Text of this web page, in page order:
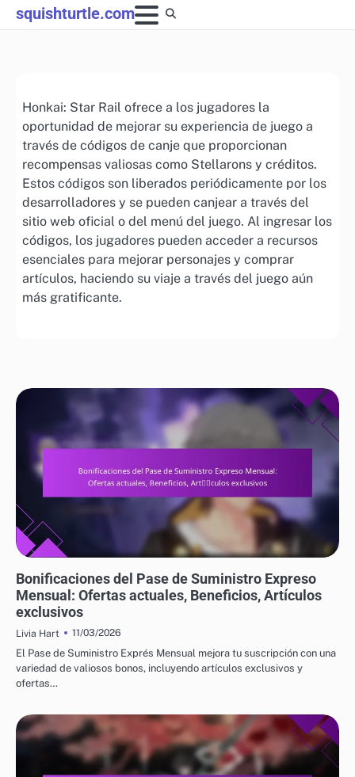
Skip
to
squishturtle.com
Honkai: Star Rail ofrece a los jugadores la
oportunidad de mejorar su experiencia de juego a
través de códigos de canje que proporcionan
recompensas valiosas como Stellarons y créditos.
Estos códigos son liberados periódicamente por los
desarrolladores y se pueden canjear a través del
sitio web oficial o del menú del juego. Al ingresar los
códigos, los jugadores pueden acceder a recursos
esenciales para mejorar personajes y comprar
artículos, haciendo su viaje a través del juego aún
más gratificante.
Bonificaciones del Pase de Suministro Expreso
Mensual: Ofertas actuales, Beneficios, Artículos
exclusivos
Livia Hart
11/03/2026
El Pase de Suministro Exprés Mensual mejora tu suscripción con una
variedad de valiosos bonos, incluyendo artículos exclusivos y
ofertas…